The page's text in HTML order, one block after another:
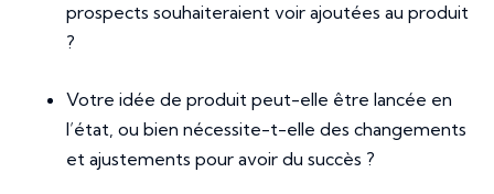
prospects souhaiteraient voir ajoutées au produit
?
Votre idée de produit peut-elle être lancée en
l’état, ou bien nécessite-t-elle des changements
et ajustements pour avoir du succès ?